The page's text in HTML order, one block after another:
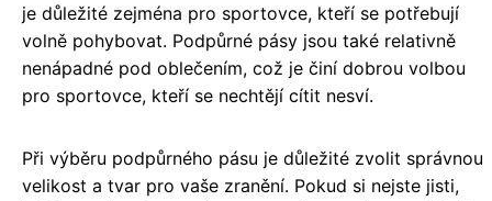
je důležité zejména pro sportovce, kteří se potřebují
volně pohybovat. Podpůrné pásy jsou také relativně
nenápadné pod oblečením, což je činí dobrou volbou
pro sportovce, kteří se nechtějí cítit nesví.
Při výběru podpůrného pásu je důležité zvolit správnou
velikost a tvar pro vaše zranění. Pokud si nejste jisti,